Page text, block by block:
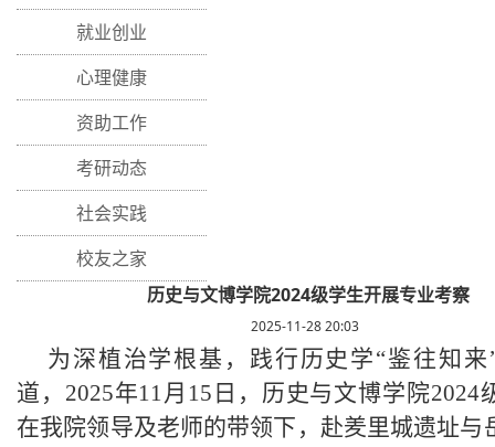
就业创业
心理健康
资助工作
考研动态
社会实践
校友之家
历史与文博学院2024级学生开展专业考察
2025-11-28 20:03
为深植治学根基，践行历史学“鉴往知来
道，2025年11月15日，历史与文博学院2024
在我院领导及老师的带领下，赴羑里城遗址与